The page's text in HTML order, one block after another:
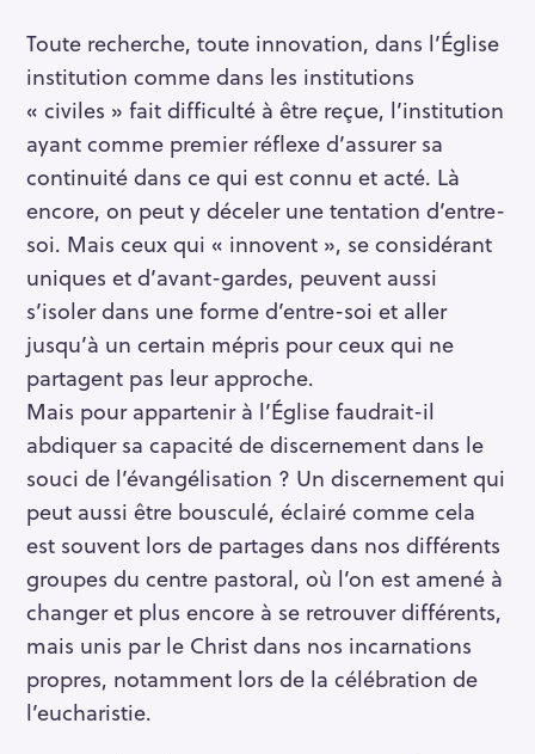
Toute recherche, toute innovation, dans l’Église
institution comme dans les institutions
« civiles » fait difficulté à être reçue, l’institution
ayant comme premier réflexe d’assurer sa
continuité dans ce qui est connu et acté. Là
encore, on peut y déceler une tentation d’entre-
soi. Mais ceux qui « innovent », se considérant
uniques et d’avant-gardes, peuvent aussi
s’isoler dans une forme d’entre-soi et aller
jusqu’à un certain mépris pour ceux qui ne
partagent pas leur approche.
Mais pour appartenir à l’Église faudrait-il
abdiquer sa capacité de discernement dans le
souci de l’évangélisation ? Un discernement qui
peut aussi être bousculé, éclairé comme cela
est souvent lors de partages dans nos différents
groupes du centre pastoral, où l’on est amené à
changer et plus encore à se retrouver différents,
mais unis par le Christ dans nos incarnations
propres, notamment lors de la célébration de
l’eucharistie.
R
e
c
h
e
r
c
e
r